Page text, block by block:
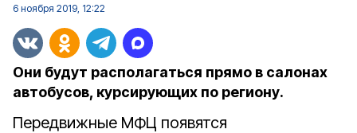
6 ноября 2019, 12:22
Они будут располагаться прямо в салонах
автобусов, курсирующих по региону.
Передвижные МФЦ появятся